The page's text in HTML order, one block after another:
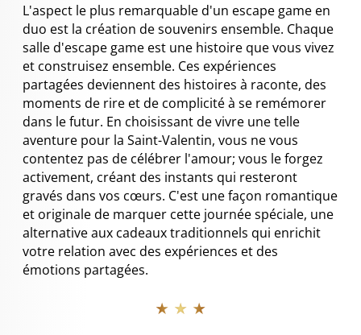
L'aspect le plus remarquable d'un escape game en
duo est la création de souvenirs ensemble. Chaque
salle d'escape game est une histoire que vous vivez
et construisez ensemble. Ces expériences
partagées deviennent des histoires à raconte, des
moments de rire et de complicité à se remémorer
dans le futur. En choisissant de vivre une telle
aventure pour la Saint-Valentin, vous ne vous
contentez pas de célébrer l'amour; vous le forgez
activement, créant des instants qui resteront
gravés dans vos cœurs. C'est une façon romantique
et originale de marquer cette journée spéciale, une
alternative aux cadeaux traditionnels qui enrichit
votre relation avec des expériences et des
émotions partagées.
★ ★ ★